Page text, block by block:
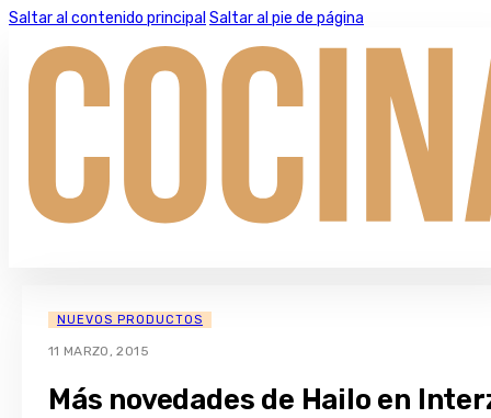
Saltar al contenido principal Saltar al pie de página
NUEVOS PRODUCTOS
11 MARZO, 2015
Más novedades de Hailo en